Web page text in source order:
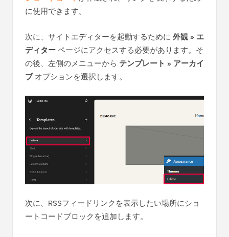
に使用できます。
次に、サイトエディターを起動するために 外観 » エ
ディターページにアクセスする必要があります。そ
の後、左側のメニューから テンプレート » アーカイ
ブオプションを選択します。
次に、RSSフィードリンクを表示したい場所にショ
ートコードブロックを追加します。